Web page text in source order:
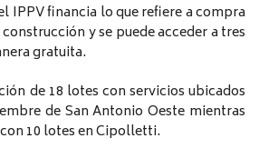
IPPV financia lo que refiere a compra
y se puede acceder a tres
gratuita.
de 18 lotes con servicios ubicados
de San Antonio Oeste mientras
10 lotes en Cipolletti.